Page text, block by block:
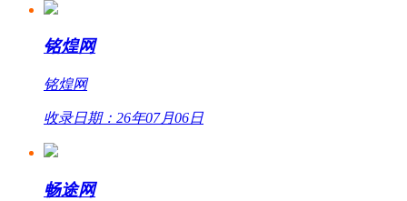
铭煌网
铭煌网
收录日期：26年07月06日
畅途网